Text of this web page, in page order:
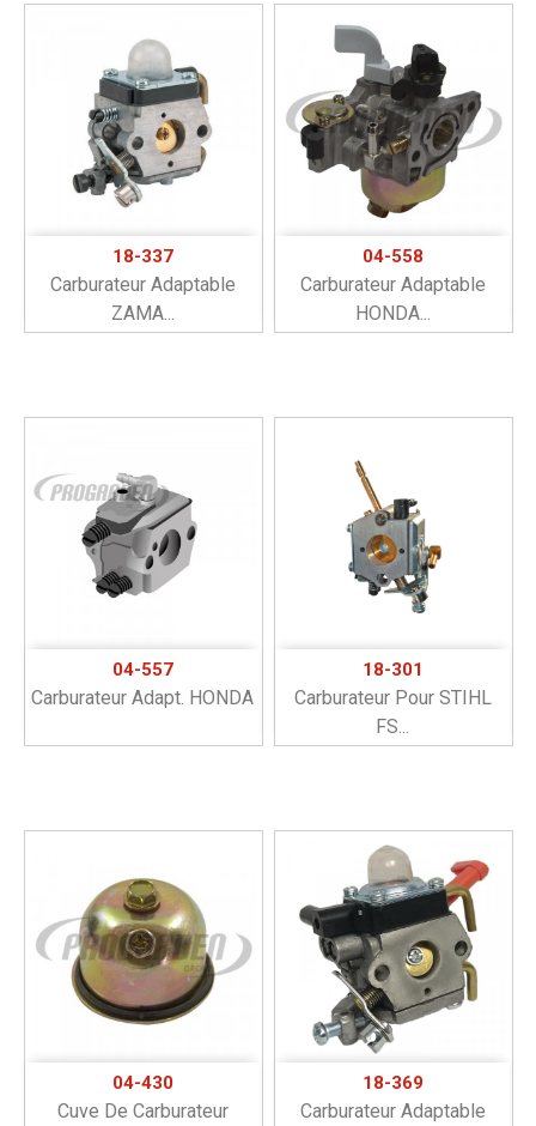
18-337
Carburateur Adaptable
ZAMA...
04-558
Carburateur Adaptable
HONDA...
04-557
Carburateur Adapt. HONDA
18-301
Carburateur Pour STIHL
FS...
04-430
Cuve De Carburateur
18-369
Carburateur Adaptable